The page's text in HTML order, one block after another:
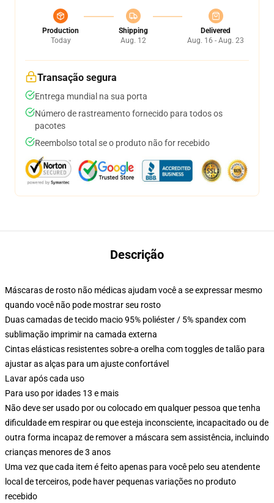
Production
Today
Shipping
Aug. 12
Delivered
Aug. 16 - Aug. 23
Transação segura
Entrega mundial na sua porta
Número de rastreamento fornecido para todos os
pacotes
Reembolso total se o produto não for recebido
Descrição
Máscaras de rosto não médicas ajudam você a se expressar mesmo
quando você não pode mostrar seu rosto
Duas camadas de tecido macio 95% poliéster / 5% spandex com
sublimação imprimir na camada externa
Cintas elásticas resistentes sobre-a orelha com toggles de talão para
ajustar as alças para um ajuste confortável
Lavar após cada uso
Para uso por idades 13 e mais
Não deve ser usado por ou colocado em qualquer pessoa que tenha
dificuldade em respirar ou que esteja inconsciente, incapacitado ou de
outra forma incapaz de remover a máscara sem assistência, incluindo
crianças menores de 3 anos
Uma vez que cada item é feito apenas para você pelo seu atendente
local de terceiros, pode haver pequenas variações no produto
recebido